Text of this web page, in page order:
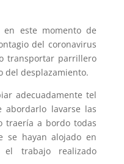
este momento de
del coronavirus
transportar parrillero
del desplazamiento.
adecuadamente tel
lavarse las
traería a bordo todas
se hayan alojado en
trabajo realizado